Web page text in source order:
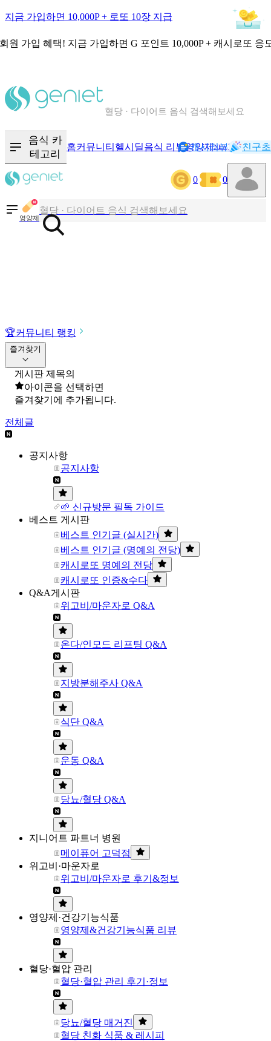
지금 가입하면 10,000P + 로또 10장 지급
원 가입 혜택! 지금 가입하면 G 포인트 10,000P + 캐시로또 응
혈당 · 다이어트 음식 검색해보세요
음식 카
테고리
홈커뮤니티 헬시딜음식 리뷰영양제NEW기록
캐시리뷰 친구
0 0
영양제
칼로리와 영양성분을 검색해보세요
혈당 · 다이어트 음식 검색해보세요
음식 · 영양제 리뷰를 찾아보세요
🏆커뮤니티 랭킹
즐겨찾기
게시판 제목의
아이콘을 선택하면
즐겨찾기에 추가됩니다.
전체글
공지사항
공지사항
🌱 신규방문 필독 가이드
베스트 게시판
베스트 인기글 (실시간)
베스트 인기글 (명예의 전당)
캐시로또 명예의 전당
캐시로또 인증&수다
Q&A게시판
위고비/마운자로 Q&A
온다/인모드 리프팅 Q&A
지방분해주사 Q&A
식단 Q&A
운동 Q&A
당뇨/혈당 Q&A
지니어트 파트너 병원
메이퓨어 고덕점
위고비·마운자로
위고비/마운자로 후기&정보
영양제·건강기능식품
영양제&건강기능식품 리뷰
혈당·혈압 관리
혈당·혈압 관리 후기·정보
당뇨/혈당 매거진
혈당 친화 식품 & 레시피